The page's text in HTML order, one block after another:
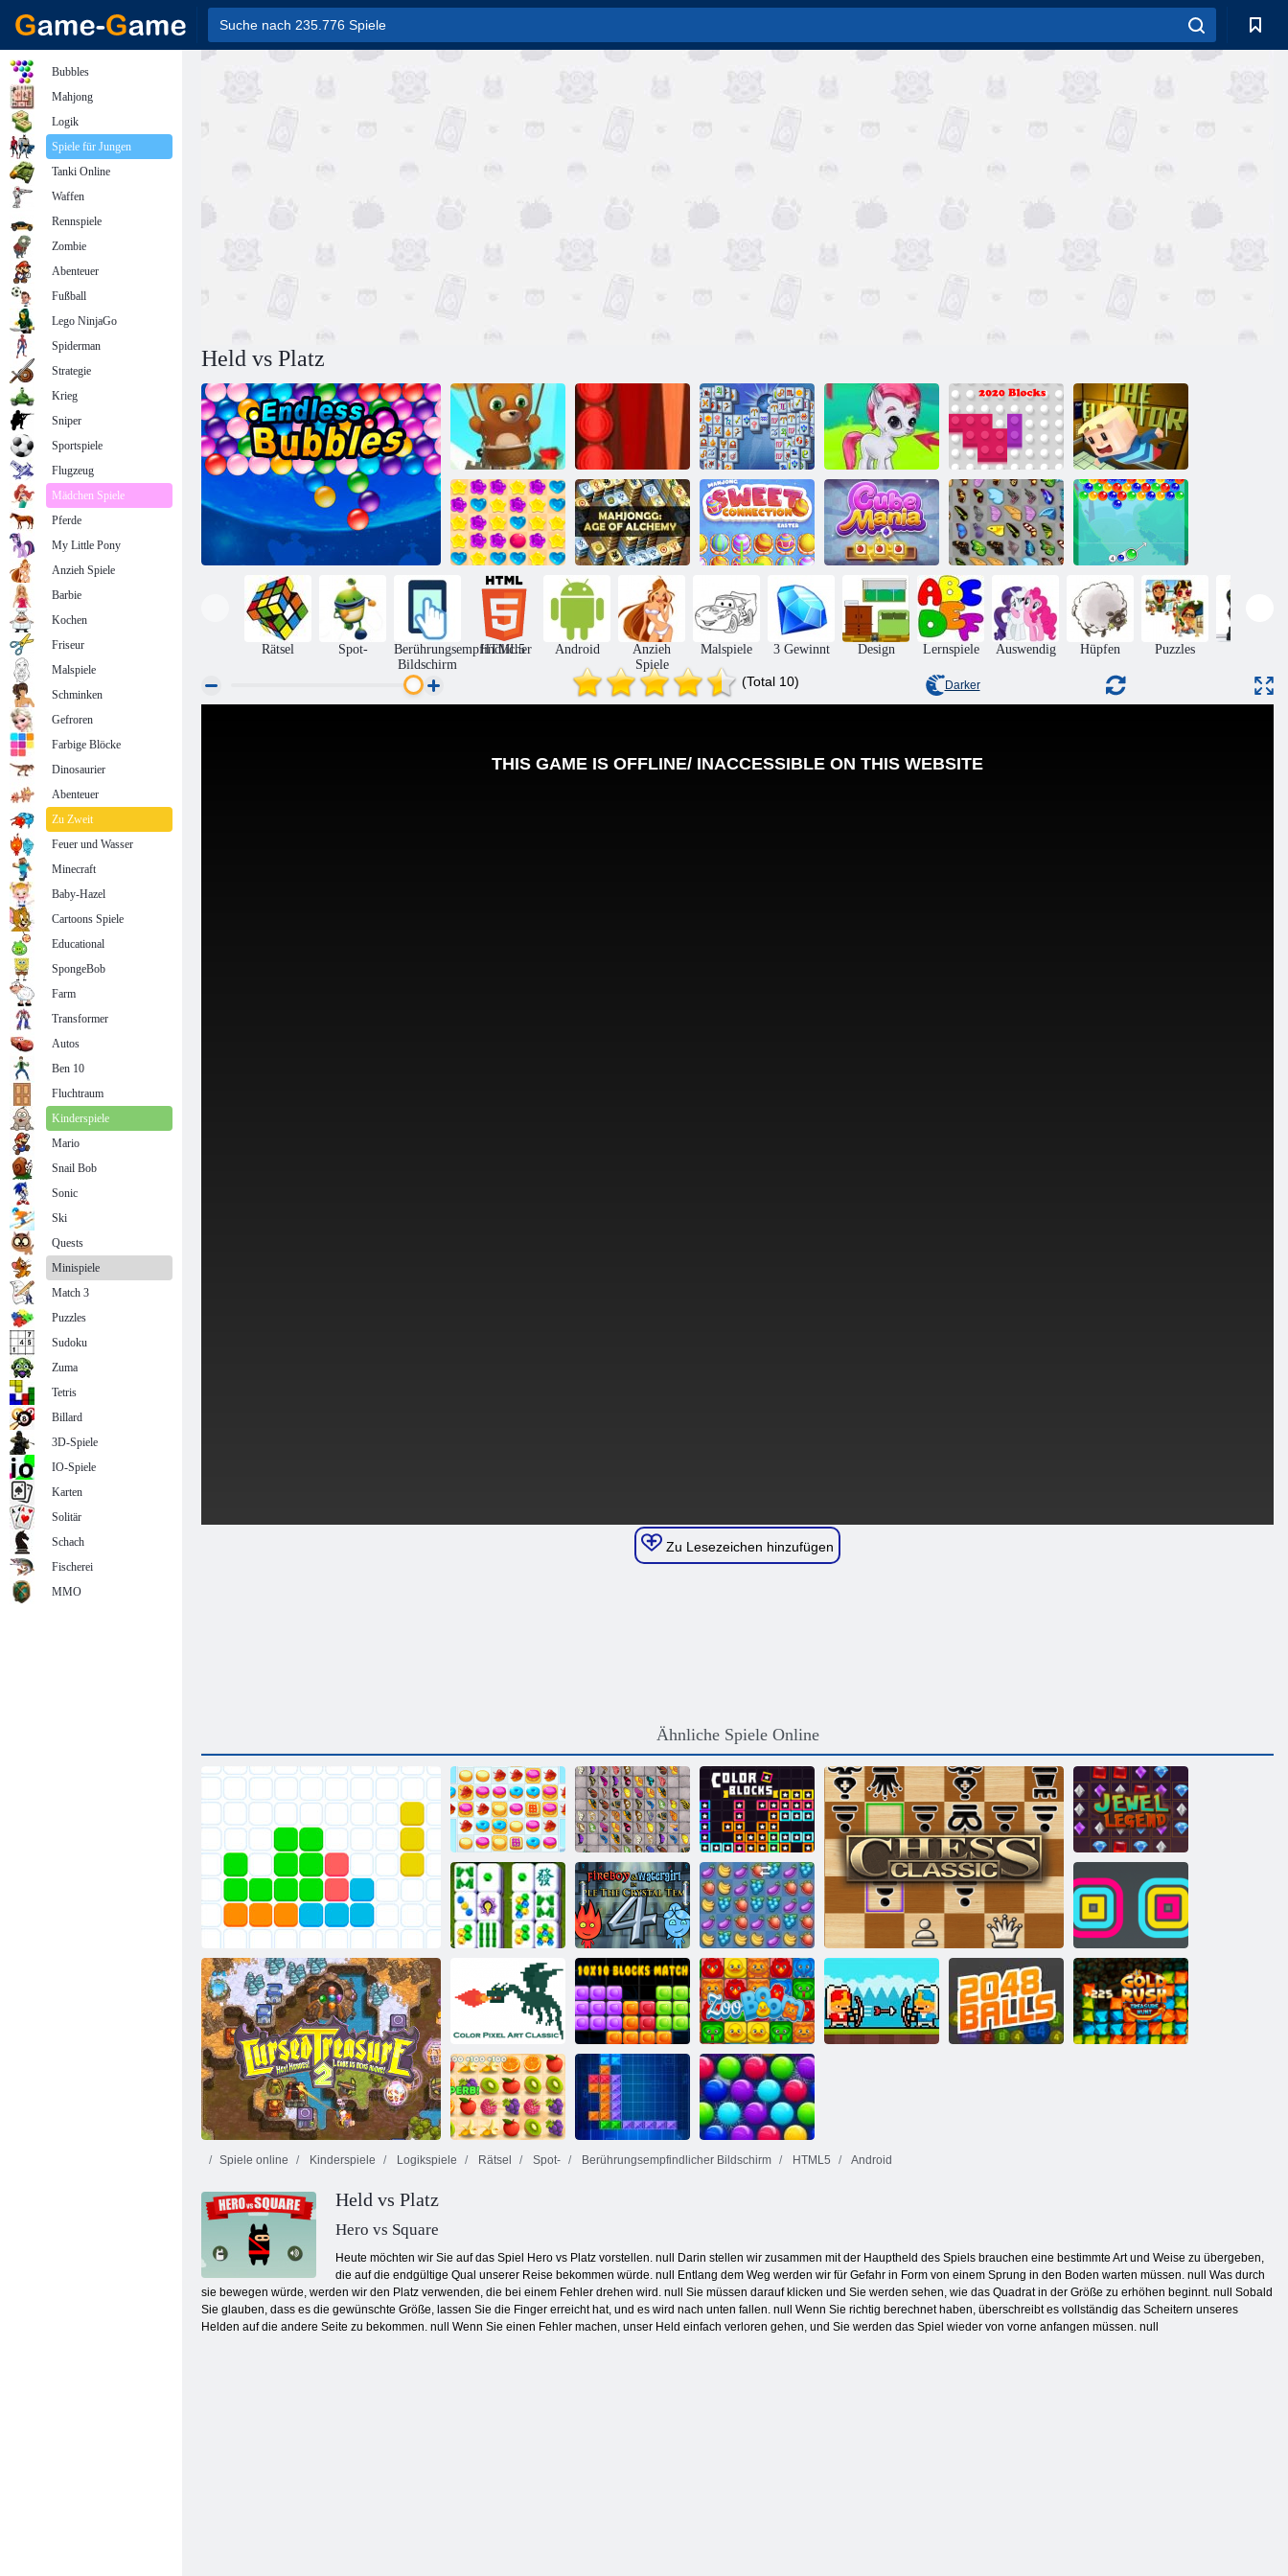
Held vs Platz
Bubble Shooter
endlos
Backgammon
Classic
Mahjong
Fortuna
Bubble Gemes -
3 Gewinnt
2020 Blöcke
Kogama der
Aufzug
Süßigkeiten
Regen 5
Mahjong
Alchemie
Mahjong Sweet
Connection
Würfel Manie
Schmetterlings
Kyodai
Bubble Charms
Rätsel Spot-
Berührungsempfindlicher
Bildschirm
HTML5 Android
Anzieh
Spiele
Malspiele 3 Gewinnt Design Lernspiele Auswendig Hüpfen Puzzles
(Total 10) Darker
Zu Lesezeichen hinzufügen
Ähnliche Spiele Online
11x11
Cookie Crush 2
Schmetterlings
Kyodai HD
Farbblöcke Juwel Legende
Mahjong
Geschichte
Feuer und
Wasser 4:
Kristalltempel
Verfluchter Schatz 2
Fruita Crush Square Stapler
Color Pixel Art
Classic Classic
10 mal 10
Blocks Match
Zoo Boom
Spiele online Kinderspiele Logikspiele Rätsel Spot- Berührungsempfindlicher Bildschirm HTML5 Android
Held vs Platz
Hero vs Square
Heute möchten wir Sie auf das Spiel Hero vs Platz vorstellen. null Darin stellen wir zusammen mit der Hauptheld des Spiels brauchen eine bestimmte Art und Weise zu übergeben,
die auf die endgültige Qual unserer Reise bekommen würde. null Entlang dem Weg werden wir für Gefahr in Form von einem Sprung in den Boden warten müssen. null Was durch
sie bewegen würde, werden wir den Platz verwenden, die bei einem Fehler drehen wird. null Sie müssen darauf klicken und Sie werden sehen, wie das Quadrat in der Größe zu erhöhen beginnt. null Sobald
Sie glauben, dass es die gewünschte Größe, lassen Sie die Finger erreicht hat, und es wird nach unten fallen. null Wenn Sie richtig berechnet haben, überschreibt es vollständig das Scheitern unseres
Helden auf die andere Seite zu bekommen. null Wenn Sie einen Fehler machen, unser Held einfach verloren gehen, und Sie werden das Spiel wieder von vorne anfangen müssen. null
Bubbles
Mahjong
Logik
Spiele für Jungen
Tanki Online
Waffen
Rennspiele
Zombie
Abenteuer
Fußball
Lego NinjaGo
Spiderman
Strategie
Krieg
Sniper
Sportspiele
Flugzeug
Mädchen Spiele
Pferde
My Little Pony
Anzieh Spiele
Barbie
Kochen
Friseur
Malspiele
Schminken
Gefroren
Farbige Blöcke
Dinosaurier
Abenteuer
Zu Zweit
Feuer und Wasser
Minecraft
Baby-Hazel
Cartoons Spiele
Educational
SpongeBob
Farm
Transformer
Autos
Ben 10
Fluchtraum
Kinderspiele
Mario
Snail Bob
Sonic
Ski
Quests
Minispiele
Match 3
Puzzles
Sudoku
Zuma
Tetris
Billard
3D-Spiele
IO-Spiele
Karten
Solitär
Schach
Fischerei
MMO